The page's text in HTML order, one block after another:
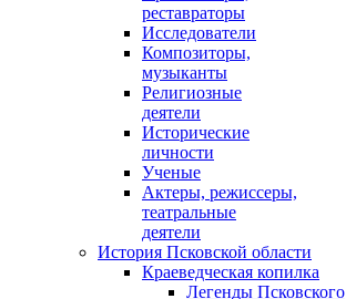
реставраторы
Исследователи
Композиторы,
музыканты
Религиозные
деятели
Исторические
личности
Ученые
Актеры, режиссеры,
театральные
деятели
История Псковской области
Краеведческая копилка
Легенды Псковского